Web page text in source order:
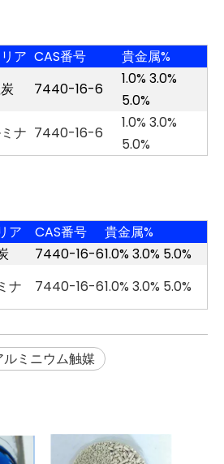
ア CAS番号
貴金属%
7440-16-6
1.0% 3.0%
5.0%
ナ 7440-16-6
1.0% 3.0%
5.0%
ア CAS番号
貴金属%
7440-16-61.0% 3.0% 5.0%
ナ 7440-16-61.0% 3.0% 5.0%
ミニウム触媒